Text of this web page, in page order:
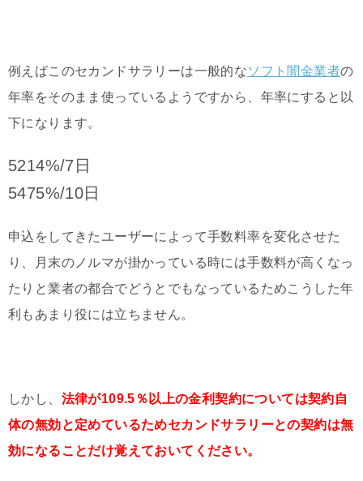
例えばこのセカンドサラリーは一般的なソフト闇金業者の
年率をそのまま使っているようですから、年率にすると以
下になります。
5214%/7日
5475%/10日
申込をしてきたユーザーによって手数料率を変化させた
り、月末のノルマが掛かっている時には手数料が高くなっ
たりと業者の都合でどうとでもなっているためこうした年
利もあまり役には立ちません。
しかし、 法律が109.5％以上の金利契約については契約自
体の無効と定めているためセカンドサラリーとの契約は無
効になることだけ覚えておいてください。